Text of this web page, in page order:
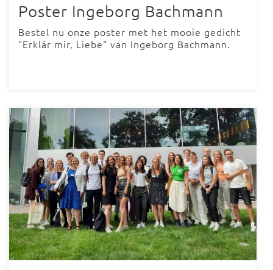
Poster Ingeborg Bachmann
Bestel nu onze poster met het mooie gedicht
"Erklär mir, Liebe" van Ingeborg Bachmann.